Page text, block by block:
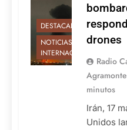
DESTACADAS
NOTICIAS
INTERNACIONALES
drones
Radio
Agramonte
minutos
Irán, 17
Unidos